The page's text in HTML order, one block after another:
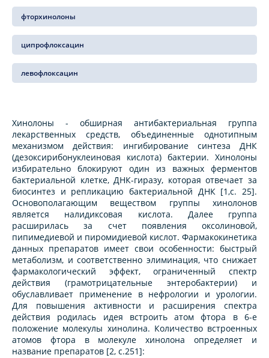
фторхинолоны
ципрофлоксацин
левофлоксацин
Хинолоны - обширная антибактериальная группа
лекарственных средств, объединенные однотипным
механизмом действия: ингибирование синтеза ДНК
(дезоксирибонуклеиновая кислота) бактерии. Хинолоны
избирательно блокируют один из важных ферментов
бактериальной клетке, ДНК-гиразу, которая отвечает за
биосинтез и репликацию бактериальной ДНК [1,c. 25].
Основополагающим веществом группы хинолонов
является налидиксовая кислота. Далее группа
расширилась за счет появления оксолиновой,
пипимедиевой и пиромидиевой кислот. Фармакокинетика
данных препаратов имеет свои особенности: быстрый
метаболизм, и соответственно элиминация, что снижает
фармакологический эффект, ограниченный спектр
действия (грамотрицательные энтеробактерии) и
обуславливает применение в нефрологии и урологии.
Для повышения активности и расширения спектра
действия родилась идея встроить атом фтора в 6-е
положение молекулы хинолина. Количество встроенных
атомов фтора в молекуле хинолона определяет и
название препаратов [2, c.251]: